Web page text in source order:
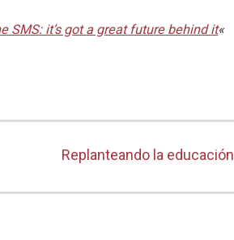
SMS: it’s got a great future behind it«
Replanteando la educación